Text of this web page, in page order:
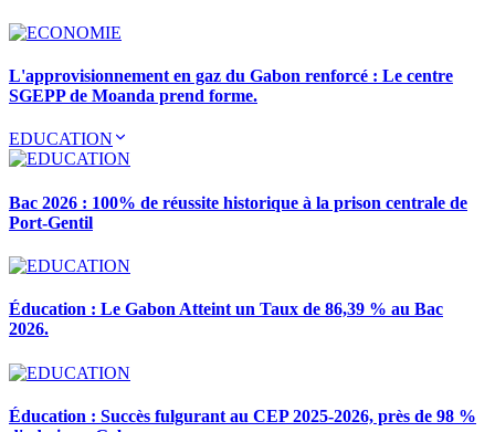
L'approvisionnement en gaz du Gabon renforcé : Le centre
SGEPP de Moanda prend forme.
EDUCATION
Bac 2026 : 100% de réussite historique à la prison centrale de
Port-Gentil
Éducation : Le Gabon Atteint un Taux de 86,39 % au Bac
2026.
Éducation : Succès fulgurant au CEP 2025-2026, près de 98 %